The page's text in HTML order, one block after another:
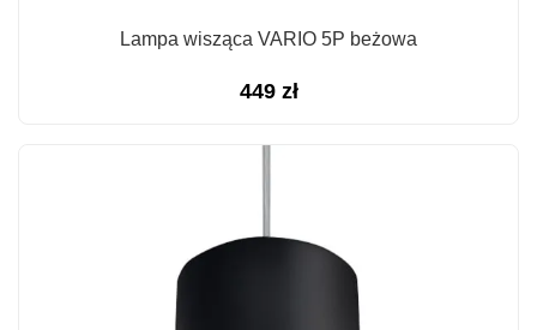
Lampa wisząca VARIO 5P beżowa
449 zł